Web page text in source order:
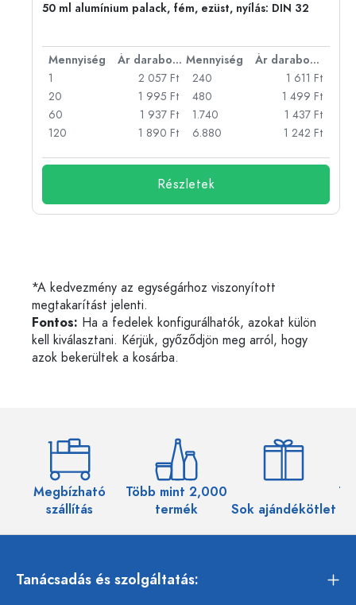
50 ml alumínium palack, fém, ezüst, nyílás: DIN 32
Mennyiség Ár darabonként Mennyiség
Ár darabonként
1
2 057 Ft
20
1 995 Ft
60
1 937 Ft
120
1 890 Ft
240
1 611 Ft
480
1 499 Ft
1.740
1 437 Ft
6.880
1 242 Ft
Részletek
*A kedvezmény az egységárhoz viszonyított
megtakarítást jelenti.
Fontos: Ha a fedelek konfigurálhatók, azokat külön
kell kiválasztani. Kérjük, győződjön meg arról, hogy
azok bekerültek a kosárba.
Megbízható
szállítás
Több mint 2,000
termék
Sok ajándékötlet
Tanácsadás és szolgáltatás: